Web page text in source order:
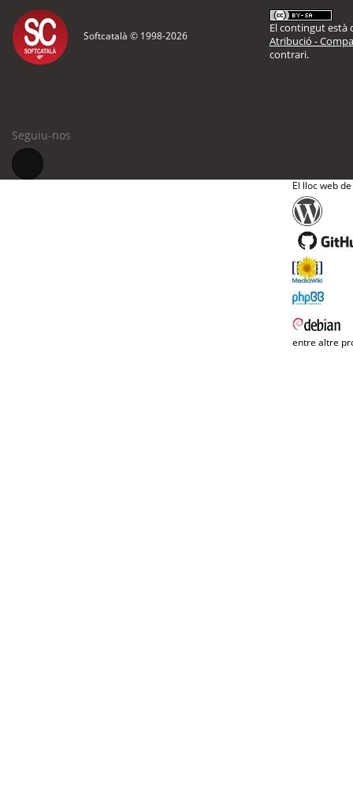
Softcatalà © 1998-2026
El contingut està
Atribució -
contrari.
Seguiu-nos
El lloc web
entre altre